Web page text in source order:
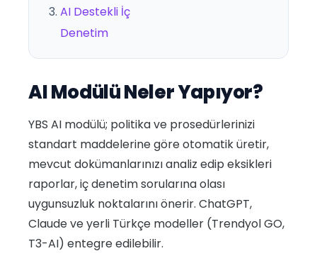
AI Destekli İç
Denetim
AI Modülü Neler Yapıyor?
YBS AI modülü; politika ve prosedürlerinizi
standart maddelerine göre otomatik üretir,
mevcut dokümanlarınızı analiz edip eksikleri
raporlar, iç denetim sorularına olası
uygunsuzluk noktalarını önerir. ChatGPT,
Claude ve yerli Türkçe modeller (Trendyol GO,
T3-AI) entegre edilebilir.